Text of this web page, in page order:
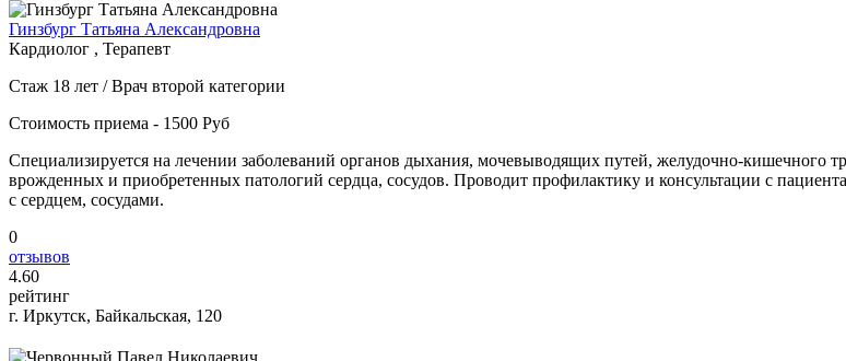
Гинзбург Татьяна Александровна
Кардиолог , Терапевт
Стаж 18 лет / Врач второй категории
Стоимость приема - 1500 Руб
Специализируется на лечении заболеваний органов дыхания, мочевыводящих путей, желудочно-кишечного
врожденных и приобретенных патологий сердца, сосудов. Проводит профилактику и консультации с
с сердцем, сосудами.
0
отзывов
4.60
рейтинг
г. Иркутск, Байкальская, 120